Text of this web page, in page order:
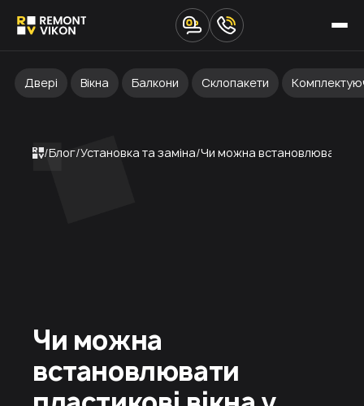
Двері Вікна Балкони Склопакети
Блог Установка та заміна Чи можна встановлювати
Чи можна
встановлювати